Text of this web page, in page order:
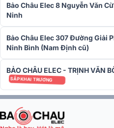
Bảo Châu Elec 8 Nguyễn Văn
Ninh
Bảo Châu Elec 307 Đường Giải
Ninh Bình (Nam Định cũ)
BẢO CHÂU ELEC - TRỊNH VĂN
SẮP KHAI TRƯƠNG